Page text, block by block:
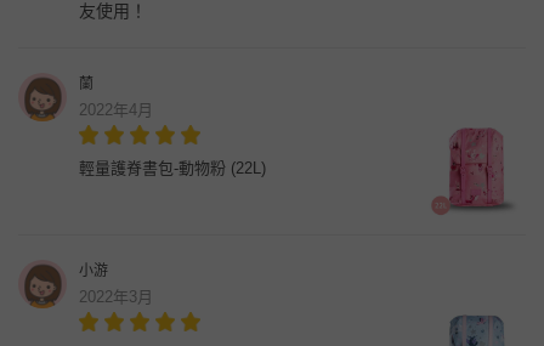
友使用！
蘭
2022年4月
輕量護脊書包-動物粉 (22L)
小游
2022年3月